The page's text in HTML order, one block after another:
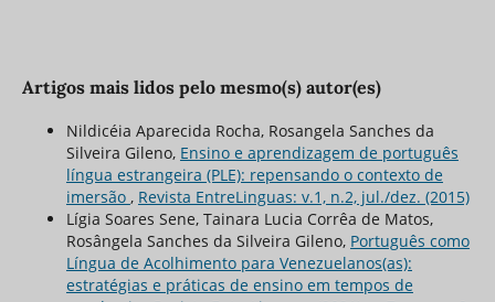
Artigos mais lidos pelo mesmo(s) autor(es)
Nildicéia Aparecida Rocha, Rosangela Sanches da
Silveira Gileno, Ensino e aprendizagem de português
língua estrangeira (PLE): repensando o contexto de
imersão , Revista EntreLinguas: v.1, n.2, jul./dez. (2015)
Lígia Soares Sene, Tainara Lucia Corrêa de Matos,
Rosângela Sanches da Silveira Gileno, Português como
Língua de Acolhimento para Venezuelanos(as):
estratégias e práticas de ensino em tempos de